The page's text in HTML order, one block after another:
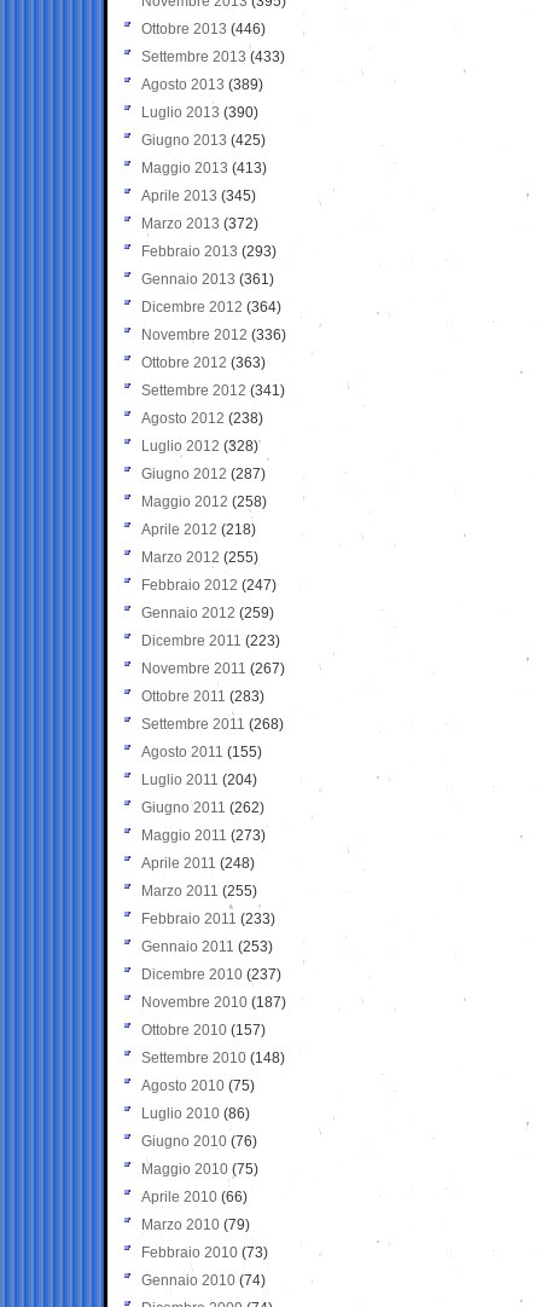
Ottobre 2013 (446)
Settembre 2013 (433)
Agosto 2013 (389)
Luglio 2013 (390)
Giugno 2013 (425)
Maggio 2013 (413)
Aprile 2013 (345)
Marzo 2013 (372)
Febbraio 2013 (293)
Gennaio 2013 (361)
Dicembre 2012 (364)
Novembre 2012 (336)
Ottobre 2012 (363)
Settembre 2012 (341)
Agosto 2012 (238)
Luglio 2012 (328)
Giugno 2012 (287)
Maggio 2012 (258)
Aprile 2012 (218)
Marzo 2012 (255)
Febbraio 2012 (247)
Gennaio 2012 (259)
Dicembre 2011 (223)
Novembre 2011 (267)
Ottobre 2011 (283)
Settembre 2011 (268)
Agosto 2011 (155)
Luglio 2011 (204)
Giugno 2011 (262)
Maggio 2011 (273)
Aprile 2011 (248)
Marzo 2011 (255)
Febbraio 2011 (233)
Gennaio 2011 (253)
Dicembre 2010 (237)
Novembre 2010 (187)
Ottobre 2010 (157)
Settembre 2010 (148)
Agosto 2010 (75)
Luglio 2010 (86)
Giugno 2010 (76)
Maggio 2010 (75)
Aprile 2010 (66)
Marzo 2010 (79)
Febbraio 2010 (73)
Gennaio 2010 (74)